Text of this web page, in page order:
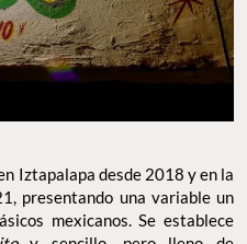
Iztapalapa desde 2018 y en la
presentando una variable un
mexicanos. Se establece